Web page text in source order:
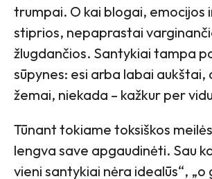
trumpai. O kai blogai, emocijos
stiprios, nepaprastai
žlugdančios. Santykiai tampa
sūpynes: esi arba labai aukštai,
žemai, niekada – kažkur per
Tūnant tokiame toksiškos
lengva save apgaudinėti. Sau
vieni santykiai nėra idealūs“, „o